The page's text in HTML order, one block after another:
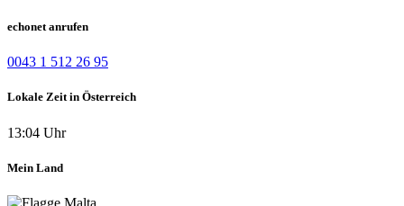
echonet anrufen
0043 1 512 26 95
Lokale Zeit in Österreich
13:04 Uhr
Mein Land